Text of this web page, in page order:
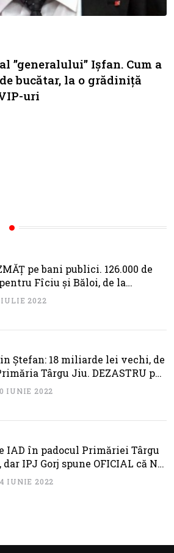
”generalului” Ișfan. Cum a
bucătar, la o grădiniță
uri
pe bani publici. 126.000 de
Fîciu și Băloi, de la
Cotojman
IULIE 2022
Ștefan: 18 miliarde lei vechi, de
Târgu Jiu. DEZASTRU pe
BRÂNCUȘI
IUNIE 2022
IAD în padocul Primăriei Târgu
dar IPJ Gorj spune OFICIAL că NU
PROBLEME!
IUNIE 2022